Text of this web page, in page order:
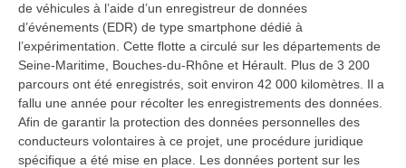
de véhicules à l’aide d’un enregistreur de données
d’événements (EDR) de type smartphone dédié à
l’expérimentation. Cette flotte a circulé sur les départements de
Seine-Maritime, Bouches-du-Rhône et Hérault. Plus de 3 200
parcours ont été enregistrés, soit environ 42 000 kilomètres. Il a
fallu une année pour récolter les enregistrements des données.
Afin de garantir la protection des données personnelles des
conducteurs volontaires à ce projet, une procédure juridique
spécifique a été mise en place. Les données portent sur les